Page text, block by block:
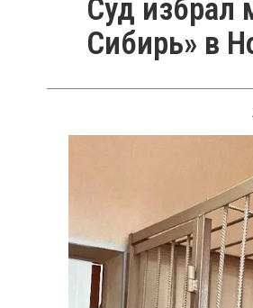
Суд избрал
Сибирь» в